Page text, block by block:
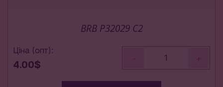
BRB P32029 C2
Ціна (опт):
4.00$
- +